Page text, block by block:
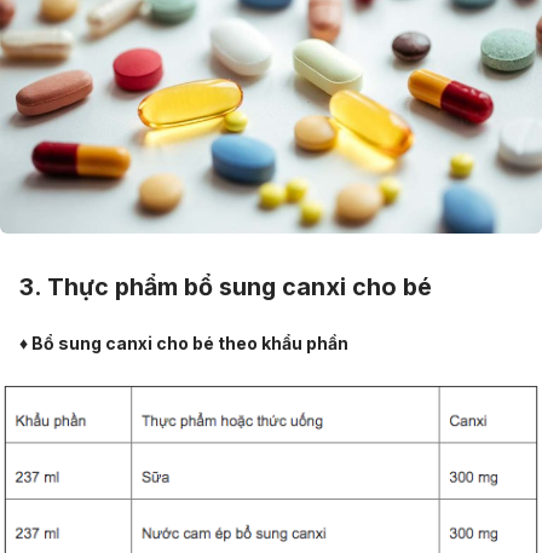
3. Thực phẩm bổ sung canxi cho bé
♦ Bổ sung canxi cho bé theo khẩu phần